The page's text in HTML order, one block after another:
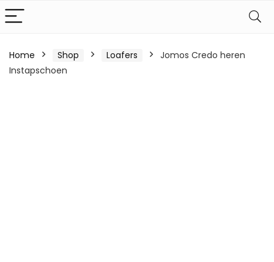
Home Shop Loafers
Jomos Credo heren
Instapschoen